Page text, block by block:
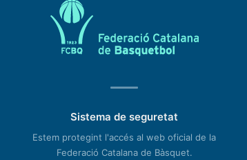
Sistema de seguretat
Estem protegint l'accés al web oficial de la
Federació Catalana de Bàsquet.